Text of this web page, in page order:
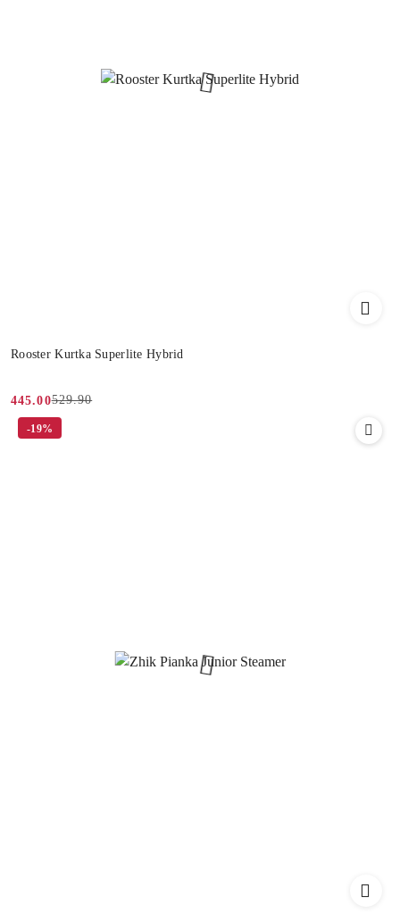
Rooster Kurtka Superlite Hybrid
Cena
promocyjna:
445.00
Cena
przed
529.90
-19%